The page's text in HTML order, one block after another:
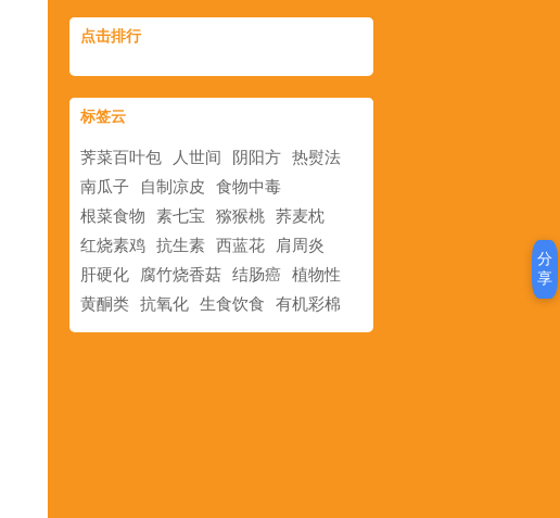
点击排行
标签云
荠菜百叶包 人世间 阴阳方 热熨法
南瓜子
自制凉皮
食物中毒
根菜食物
素七宝 猕猴桃 荞麦枕
红烧素鸡 抗生素 西蓝花
肩周炎
肝硬化
腐竹烧香菇 结肠癌 植物性
黄酮类 抗氧化 生食饮食 有机彩棉
分
享